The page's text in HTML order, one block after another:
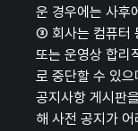
운 경우에는 사후
③ 회사는 컴퓨터
또는 운영상 합리
로 중단할 수 있
공지사항 게시판
해 사전 공지가